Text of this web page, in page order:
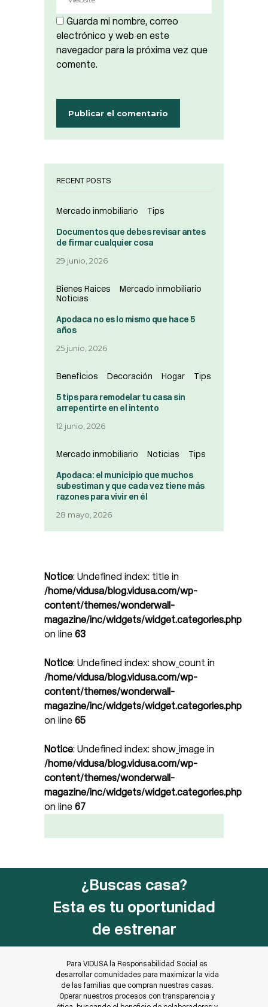
Guarda mi nombre, correo
electrónico y web en este
navegador para la próxima vez que
comente.
RECENT POSTS
Mercado inmobiliario Tips
Documentos que debes revisar antes
de firmar cualquier cosa
29 junio, 2026
Bienes Raices
Mercado inmobiliario
Noticias
Apodaca no es lo mismo que hace 5
años
25 junio, 2026
Beneficios Decoración Hogar Tips
5 tips para remodelar tu casa sin
arrepentirte en el intento
12 junio, 2026
Mercado inmobiliario Noticias Tips
Apodaca: el municipio que muchos
subestiman y que cada vez tiene más
razones para vivir en él
28 mayo, 2026
Notice: Undefined index: title in
/home/vidusa/blog.vidusa.com/wp-
content/themes/wonderwall-
magazine/inc/widgets/widget.categories.php
on line 63
Notice: Undefined index: show_count in
/home/vidusa/blog.vidusa.com/wp-
content/themes/wonderwall-
magazine/inc/widgets/widget.categories.php
on line 65
Notice: Undefined index: show_image in
/home/vidusa/blog.vidusa.com/wp-
content/themes/wonderwall-
magazine/inc/widgets/widget.categories.php
on line 67
¿Buscas casa?
Esta es tu oportunidad
de estrenar
Para VIDUSA la Responsabilidad Social es
desarrollar comunidades para maximizar la vida
de las familias que compran nuestras casas.
Operar nuestros procesos con transparencia y